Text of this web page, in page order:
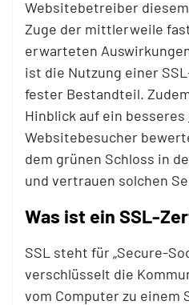
Websitebetreiber
Zuge der mittlerweile
erwarteten
ist die Nutzung einer
fester Bestandteil.
Hinblick auf ein besseres
Websitebesucher
dem grünen Schloss in
und vertrauen solchen
Was ist ein SSL-
SSL steht für „Secure-
verschlüsselt die
vom Computer zu